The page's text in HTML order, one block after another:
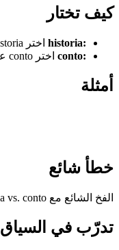
كيف تختار
historia:
اختر historia عندما يكون هذا الجانب من التقابل هو المعنى الذي تحتاجه.
conto: اختر conto عندما يكون هذا الجانب من التقابل هو المعنى الذي تحتاجه.
أمثلة
خطأ شائع
الفخ الشائع مع historia vs. conto هو الترجمة بسرعة قبل التحقق من وظيفة كل كلمة برتغالية.
تدرّب في السياق